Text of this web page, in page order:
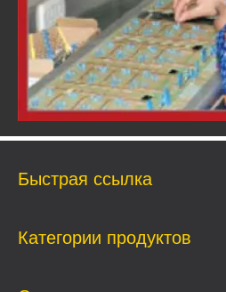
Быстрая ссылка
Категории продуктов